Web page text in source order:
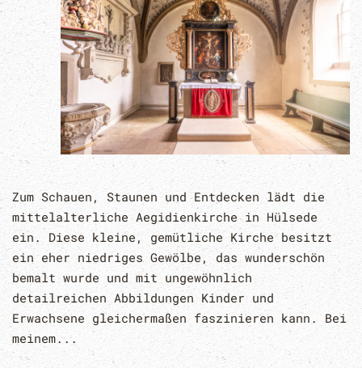
Zum Schauen, Staunen und Entdecken lädt die
mittelalterliche Aegidienkirche in Hülsede
ein. Diese kleine, gemütliche Kirche besitzt
ein eher niedriges Gewölbe, das wunderschön
bemalt wurde und mit ungewöhnlich
detailreichen Abbildungen Kinder und
Erwachsene gleichermaßen faszinieren kann. Bei
meinem...